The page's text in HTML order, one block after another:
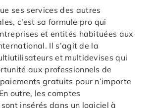
ses services des autres
c’est sa formule pro qui
et entités habituées aux
Il s’agit de la
et multidevises qui
aux professionnels de
gratuits pour n’importe
outre, les comptes
insérés dans un logiciel à